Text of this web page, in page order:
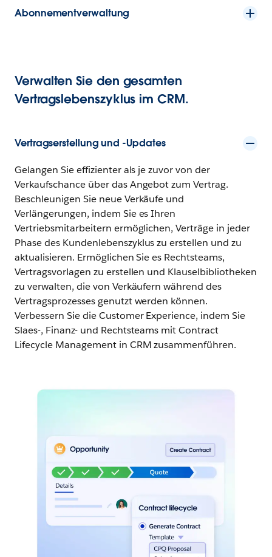
Abonnementverwaltung
Verwalten Sie den gesamten
Vertragslebenszyklus im CRM.
Vertragserstellung und -Updates
Gelangen Sie effizienter als je zuvor von der
Verkaufschance über das Angebot zum Vertrag.
Beschleunigen Sie neue Verkäufe und
Verlängerungen, indem Sie es Ihren
Vertriebsmitarbeitern ermöglichen, Verträge in jeder
Phase des Kundenlebenszyklus zu erstellen und zu
aktualisieren. Ermöglichen Sie es Rechtsteams,
Vertragsvorlagen zu erstellen und Klauselbibliotheken
zu verwalten, die von Verkäufern während des
Vertragsprozesses genutzt werden können.
Verbessern Sie die Customer Experience, indem Sie
Slaes-, Finanz- und Rechtsteams mit Contract
Lifecycle Management in CRM zusammenführen.